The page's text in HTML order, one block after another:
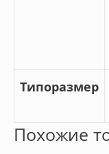
Типоразмер
Похожие